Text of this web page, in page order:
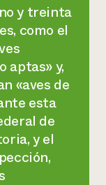
y treinta
como el
aptas» y,
«aves de
esta
de
y el